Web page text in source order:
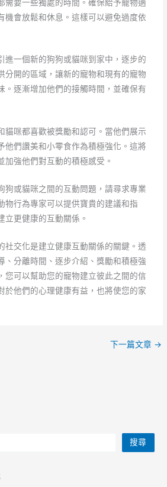
需要一些獨處的時間。確保給予寵物適
機會放鬆和休息。這樣可以避免過度依
進一個新的狗狗或貓咪到家中，逐步的
分開的區域，讓新的寵物和現有的寵物
。逐漸增加他們的接觸時間，並確保有
貓咪都喜歡被獎勵和認可。當他們展示
他們讚美和小零食作為積極強化。這將
加強他們對互動的積極感受。
狗或貓咪之間的互動問題，請尋求專業
物行為專家可以提供寶貴的建議和指
立更健康的互動關係。
社交化是建立健康互動關係的關鍵。透
、分離時間、逐步介紹、獎勵和積極強
您可以幫助您的寵物建立彼此之間的信
於他們的心理健康有益，也將使您的家
下一篇文章 →
搜尋